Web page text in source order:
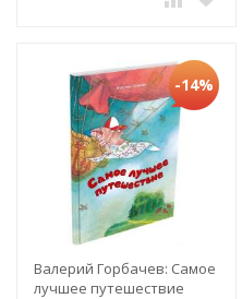
-14%
Валерий Горбачев: Самое
лучшее путешествие